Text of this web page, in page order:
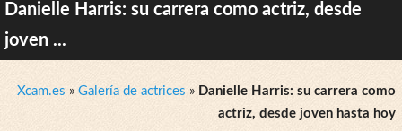
Danielle Harris: su carrera como actriz, desde
joven ...
Xcam.es » Galería de actrices » Danielle Harris: su carrera como
actriz, desde joven hasta hoy